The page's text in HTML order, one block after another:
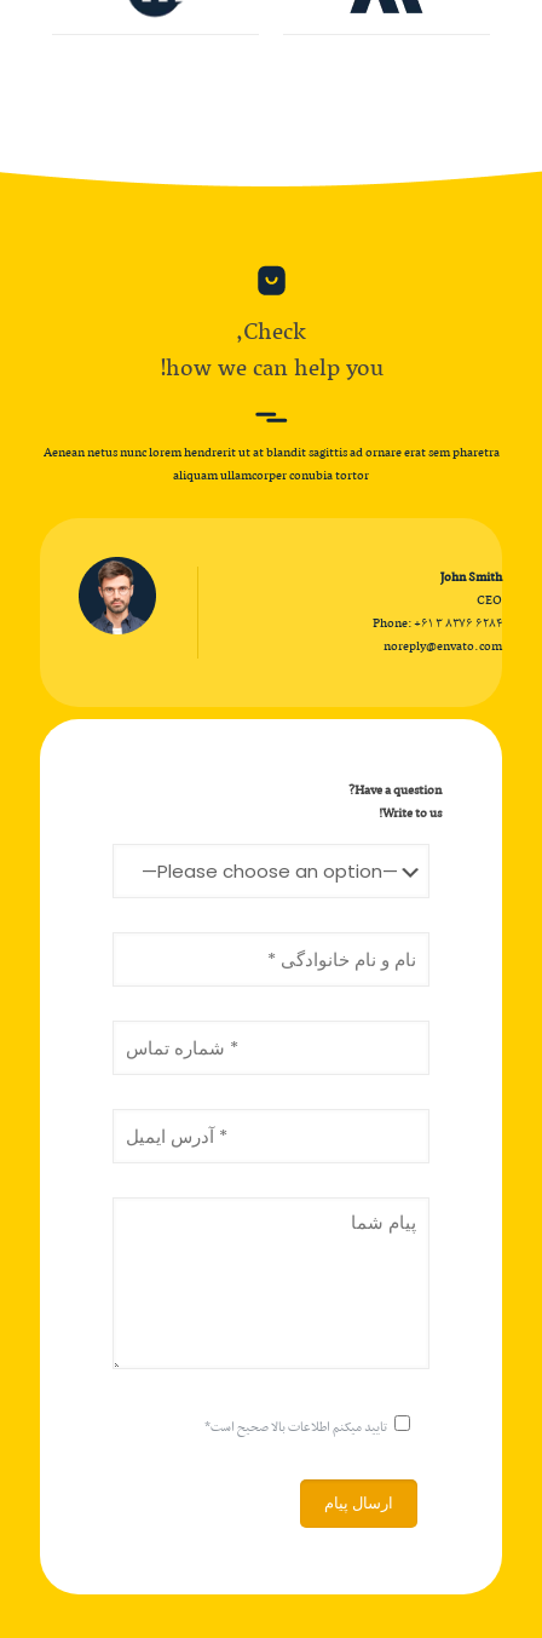
Check,
how we can help you!
Aenean netus nunc lorem hendrerit ut at blandit sagittis ad ornare erat sem pharetra
aliquam ullamcorper conubia tortor
John Smith
CEO
Phone:+۶۱ ۳ ۸۳۷۶ ۶۲۸۴
noreply@envato.com
Have a question?
Write to us!
تایید میکنم اطلاعات بالا صحیح است*